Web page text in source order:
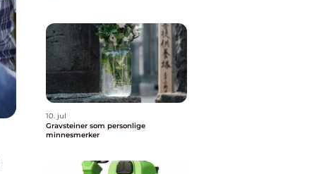
10. jul
Gravsteiner som personlige
minnesmerker